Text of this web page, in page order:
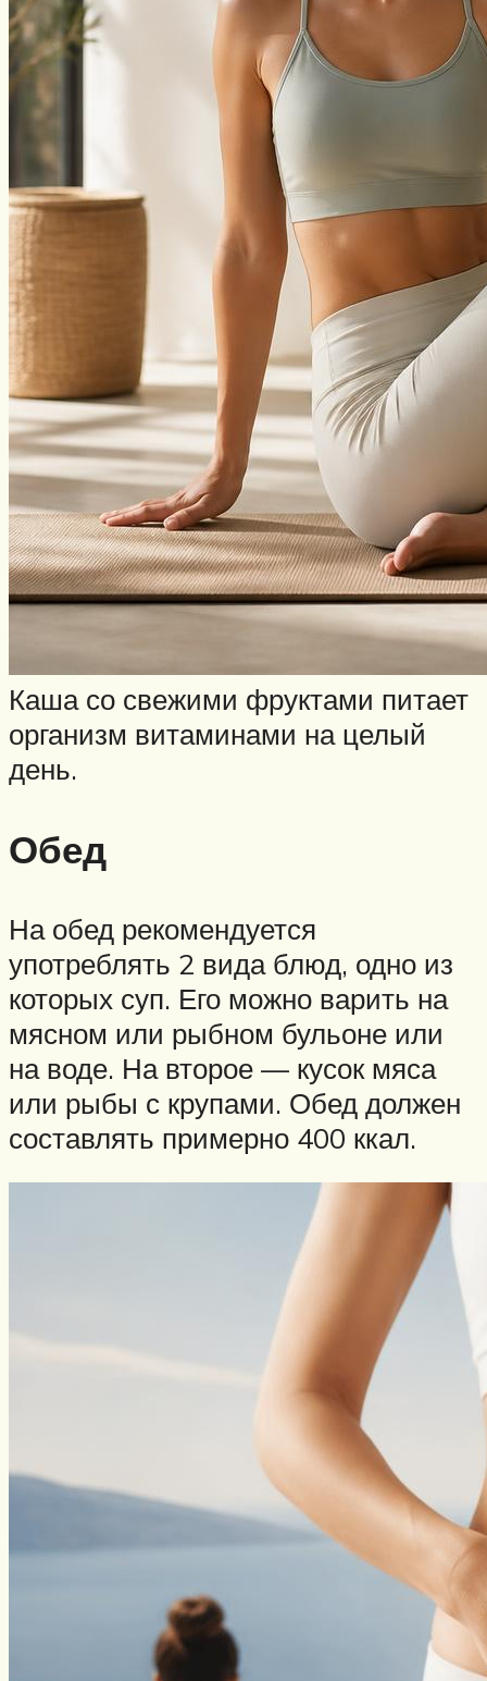
Каша со свежими фруктами питает
организм витаминами на целый
день.
Обед
На обед рекомендуется
употреблять 2 вида блюд, одно из
которых суп. Его можно варить на
мясном или рыбном бульоне или
на воде. На второе — кусок мяса
или рыбы с крупами. Обед должен
составлять примерно 400 ккал.